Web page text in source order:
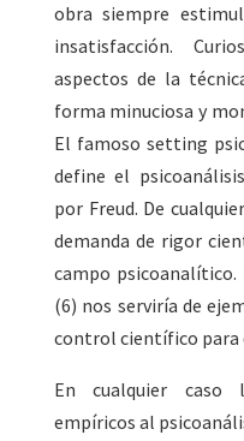
obra siempre
insatisfacción.
aspectos de la
forma minuciosa y
El famoso setting
define el
por Freud. De
demanda de rigor
campo
(6) nos serviría de
control científico para
En cualquier caso
empíricos al